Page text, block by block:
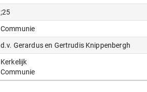
;25
Communie
d.v. Gerardus en Gertrudis Knippenbergh
Kerkelijk
Communie